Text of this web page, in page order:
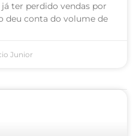
ter perdido vendas por
deu conta do volume de
Junior